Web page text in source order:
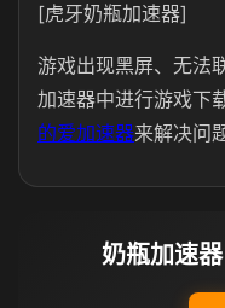
[虎牙奶瓶加速器]
游戏出现黑屏、无法
加速器中进行游戏下
的爱加速器来解决问
奶瓶加速